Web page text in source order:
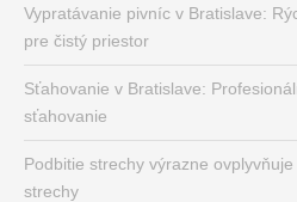
Vypratávanie pivníc v Bratislave:
pre čistý priestor
Sťahovanie v Bratislave:
sťahovanie
Podbitie strechy výrazne
strechy